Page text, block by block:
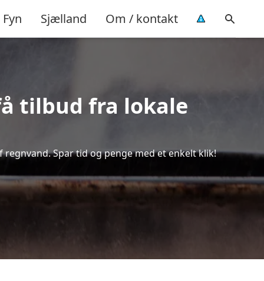
Fyn Sjælland Om / kontakt
tilbud fra lokale
Spar tid og penge med et enkelt klik!